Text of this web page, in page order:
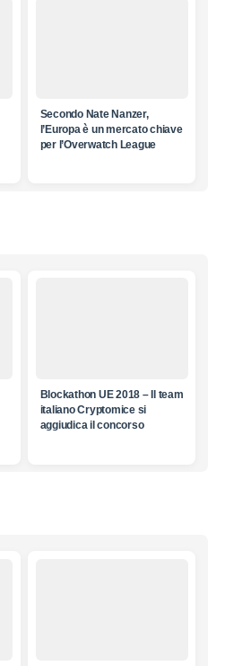
Secondo Nate Nanzer,
l’Europa è un mercato chiave
per l’Overwatch League
Blockathon UE 2018 – Il team
italiano Cryptomice si
aggiudica il concorso